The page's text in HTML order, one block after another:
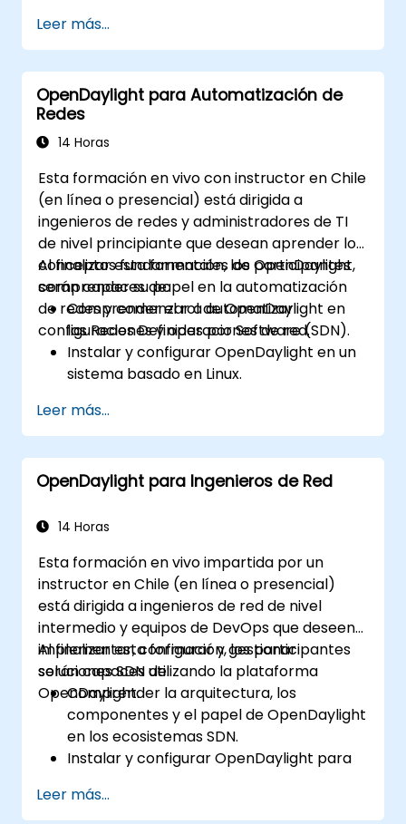
sistema Linux.
Integrar OpenDaylight con dispositivos de
red.
Ejecutar operaciones y comandos
básicos de OpenDaylight.
Leer más...
OpenDaylight para Automatización de
Redes
14 Horas
Esta formación en vivo con instructor en Chile
(en línea o presencial) está dirigida a
ingenieros de redes y administradores de TI
de nivel principiante que desean aprender los
conceptos fundamentales de OpenDaylight,
comprender su papel en la automatización
de redes y comenzar a automatizar
configuraciones y operaciones de red.
Al finalizar esta formación, los participantes
serán capaces de:
Comprender el rol de OpenDaylight en
las Redes Definidas por Software (SDN).
Instalar y configurar OpenDaylight en un
sistema basado en Linux.
características principales de
OpenDaylight.
Crear configuraciones de red
automatizadas básicas utilizando
Monitorear y gestionar redes mediante
Leer más...
OpenDaylight para Ingenieros de Red
14 Horas
Esta formación en vivo impartida por un
instructor en Chile (en línea o presencial)
está dirigida a ingenieros de red de nivel
intermedio y equipos de DevOps que deseen
implementar, configurar y gestionar
soluciones SDN utilizando la plataforma
OpenDaylight.
Al finalizar esta formación, los participantes
serán capaces de:
Comprender la arquitectura, los
componentes y el papel de OpenDaylight
en los ecosistemas SDN.
Instalar y configurar OpenDaylight para
Desarrollar e implementar flujos de red
Leer más...